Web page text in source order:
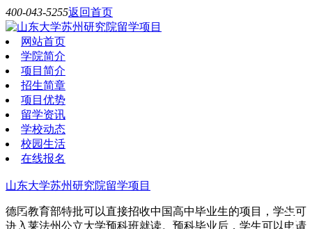
400-043-5255返回首页
网站首页
学院简介
项目简介
招生简章
项目优势
留学资讯
学校动态
校园生活
在线报名
山东大学苏州研究院留学项目
德国教育部特批可以直接招收中国高中毕业生的项目，学生可
进入莱法州公立大学预科班就读。预科毕业后，学生可以申请